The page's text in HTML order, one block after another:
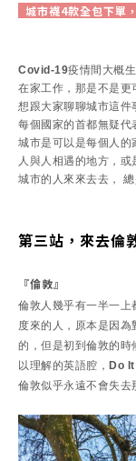
城市襪4款全包下單
Covid-19疫情間大概生
在家工作，那是不是更
想跟大家聊聊城市這件
每個國家的首都無疑代
城市是可以是每個人的
人與人相遇的地方，或
城市的人來來去去，
第三站，來去倫
『倫敦』
倫敦人幾乎有一半一上
度來的人， 原本是因為
的， 但是初到倫敦的時
以理解的英語腔， Do
倫敦似乎永遠不會失去